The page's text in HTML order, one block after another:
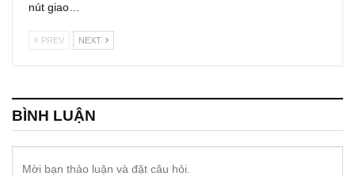
nút giao…
PREV NEXT
BÌNH LUẬN